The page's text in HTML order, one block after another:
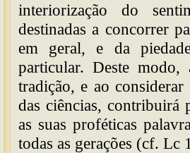
interiorização do
destinadas a concorrer
em geral, e da
particular. Deste
tradição, e ao
das ciências, contribuirá
as suas proféticas
todas as gerações (cf. Lc